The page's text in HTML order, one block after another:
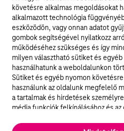
ÁSZF
Adatvédelem
Felhívások
Hírlevél
Közösségi média
követésre alkalmas megoldásokat
alkalmazott technológia
eszközödön, vagy onnan adatot
gombok segítségével nyilatkozz
működéséhez szükséges és így
milyen választható sütiket és
használhatunk a weboldalunkon
Sütiket és egyéb nyomon
használunk az oldalunk megfelelő
a tartalmak és hirdetések
média funkciók felkínálásához és
elengedhetetlenek a weboldal